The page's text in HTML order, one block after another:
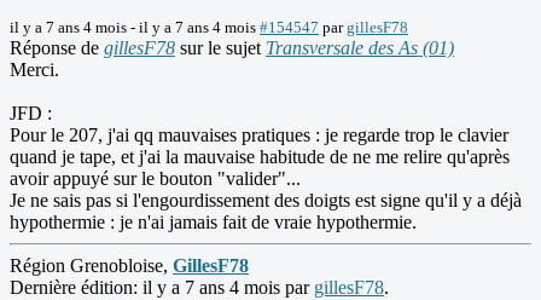
il y a 7 ans 4 mois - il y a 7 ans 4 mois #154547 pargillesF78
Réponse de gillesF78 sur le sujet Transversale des As (01)
Merci.
JFD :
Pour le 207, j'ai qq mauvaises pratiques : je regarde trop le clavier
quand je tape, et j'ai la mauvaise habitude de ne me relire qu'après
avoir appuyé sur le bouton "valider"...
Je ne sais pas si l'engourdissement des doigts est signe qu'il y a déjà
hypothermie : je n'ai jamais fait de vraie hypothermie.
Région Grenobloise, GillesF78
Dernière édition: il y a 7 ans 4 mois par gillesF78.